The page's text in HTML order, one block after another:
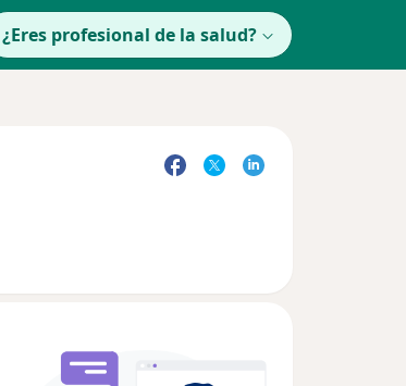
¿Eres profesional de la salud?